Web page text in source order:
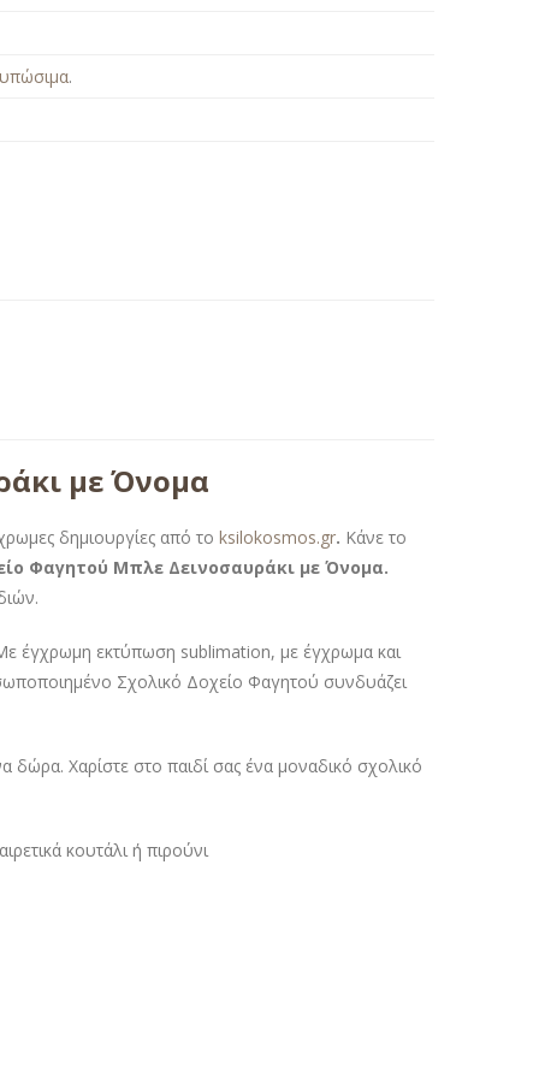
.
με Όνομα
δημιουργίες από το ksilokosmos.gr. Κάνε το
Φαγητού Μπλε Δεινοσαυράκι με Όνομα.
έγχρωμη εκτύπωση sublimation, με έγχρωμα και
Σχολικό Δοχείο Φαγητού συνδυάζει
Χαρίστε στο παιδί σας ένα μοναδικό σχολικό
κουτάλι ή πιρούνι